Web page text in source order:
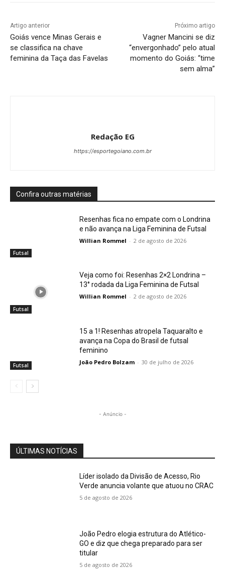
Artigo anterior
Goiás vence Minas Gerais e
se classifica na chave
feminina da Taça das Favelas
Próximo artigo
Vagner Mancini se diz
“envergonhado” pelo atual
momento do Goiás: “time
sem alma”
Redação EG
https://esportegoiano.com.br
Confira outras matérias
Futsal
Resenhas fica no empate com o Londrina
e não avança na Liga Feminina de Futsal
Willian Rommel - 2 de agosto de 2026
Futsal
Veja como foi: Resenhas 2×2 Londrina –
13° rodada da Liga Feminina de Futsal
Willian Rommel - 2 de agosto de 2026
Futsal
15 a 1! Resenhas atropela Taquaralto e
avança na Copa do Brasil de futsal
feminino
João Pedro Bolzam - 30 de julho de 2026
- Anúncio -
ÚLTIMAS NOTÍCIAS
Líder isolado da Divisão de Acesso, Rio
Verde anuncia volante que atuou no CRAC
5 de agosto de 2026
João Pedro elogia estrutura do Atlético-
GO e diz que chega preparado para ser
titular
5 de agosto de 2026